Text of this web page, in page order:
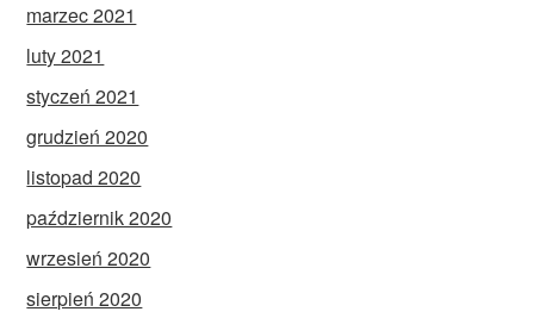
marzec 2021
luty 2021
styczeń 2021
grudzień 2020
listopad 2020
październik 2020
wrzesień 2020
sierpień 2020